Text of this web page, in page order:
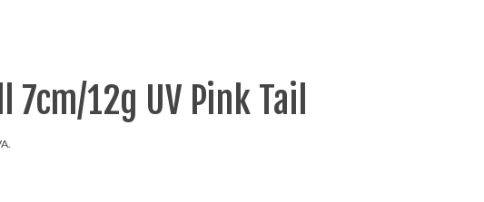
7cm/12g UV Pink Tail